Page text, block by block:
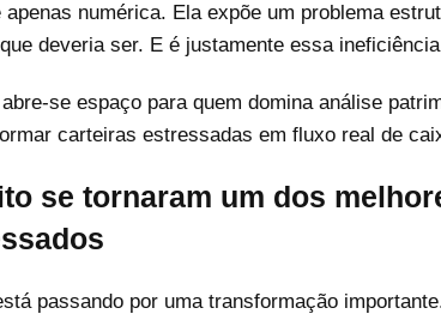
numérica. Ela expõe um problema
deveria ser. E é justamente essa
se espaço para quem domina análise
carteiras estressadas em fluxo real de
se tornaram um dos
passando por uma transformação